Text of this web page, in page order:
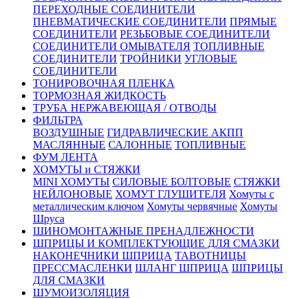
ПЕРЕХОДНЫЕ СОЕДИНИТЕЛИ
ПНЕВМАТИЧЕСКИЕ СОЕДИНИТЕЛИ ПРЯМЫЕ
СОЕДИНИТЕЛИ РЕЗЬБОВЫЕ СОЕДИНИТЕЛИ
СОЕДИНИТЕЛИ ОМЫВАТЕЛЯ ТОПЛИВНЫЕ
СОЕДИНИТЕЛИ ТРОЙНИКИ УГЛОВЫЕ
СОЕДИНИТЕЛИ
ТОНИРОВОЧНАЯ ПЛЕНКА
ТОРМОЗНАЯ ЖИДКОСТЬ
ТРУБА НЕРЖАВЕЮЩАЯ / ОТВОДЫ
ФИЛЬТРА
ВОЗДУШНЫЕ ГИДРАВЛИЧЕСКИЕ АКПП
МАСЛЯННЫЕ САЛОННЫЕ ТОПЛИВНЫЕ
ФУМ ЛЕНТА
ХОМУТЫ и СТЯЖКИ
MINI ХОМУТЫ СИЛОВЫЕ БОЛТОВЫЕ СТЯЖКИ
НЕЙЛОНОВЫЕ ХОМУТ ГЛУШИТЕЛЯ Хомуты с
металлическим ключом Хомуты червячные Хомуты
Шруса
ШИНОМОНТАЖНЫЕ ПРЕНАДЛЕЖНОСТИ
ШПРИЦЫ И КОМПЛЕКТУЮЩИЕ ДЛЯ СМАЗКИ
НАКОНЕЧНИКИ ШПРИЦА ТАВОТНИЦЫ
ПРЕССМАСЛЕНКИ ШЛАНГ ШПРИЦА ШПРИЦЫ
ДЛЯ СМАЗКИ
ШУМОИЗОЛЯЦИЯ